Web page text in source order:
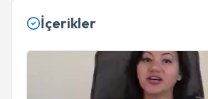
İçerikler
Youtube - Bitki çayları erken